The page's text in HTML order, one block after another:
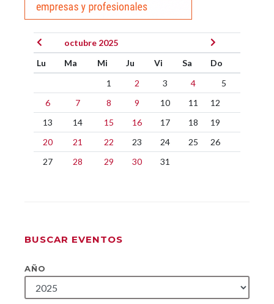
octubre 2025
Lu
Ma Mi Ju Vi Sa
Do
1
2 3 4
5
6
7 8 9 10 11
12
13
14 15 16 17 18
19
20
21 22 23 24 25
26
27
28 29 30 31
BUSCAR EVENTOS
AÑO